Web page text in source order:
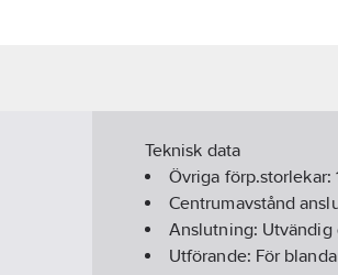
Teknisk data
Övriga förp.storlekar:
Centrumavstånd
Anslutning: Utvändig
Utförande: För